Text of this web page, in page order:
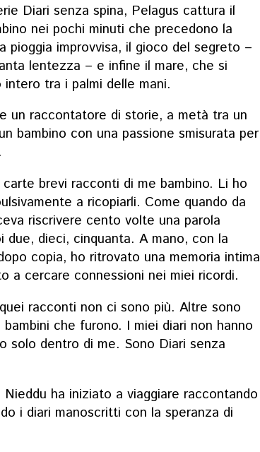
Diari senza spina, Pelagus cattura il
nei pochi minuti che precedono la
pioggia improvvisa, il gioco del segreto –
lentezza – e infine il mare, che si
tra i palmi delle mani.
un raccontatore di storie, a metà tra un
bambino con una passione smisurata per
brevi racconti di me bambino. Li ho
a ricopiarli. Come quando da
riscrivere cento volte una parola
due, dieci, cinquanta. A mano, con la
copia, ho ritrovato una memoria intima
a cercare connessioni nei miei ricordi.
racconti non ci sono più. Altre sono
che furono. I miei diari non hanno
solo dentro di me. Sono Diari senza
ha iniziato a viaggiare raccontando
i diari manoscritti con la speranza di